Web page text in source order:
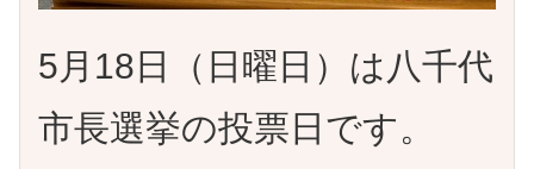
5月18日（日曜日）は八千代
市長選挙の投票日です。